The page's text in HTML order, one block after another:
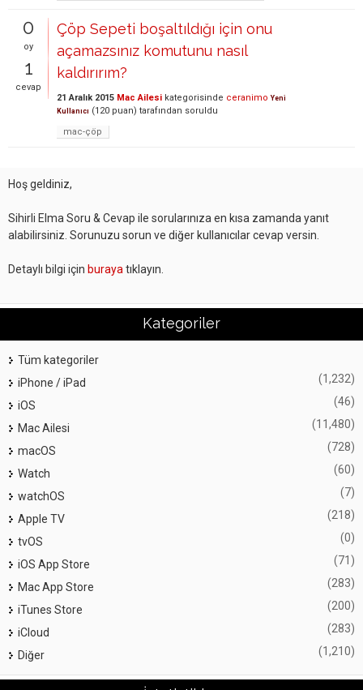
0
oy
1
cevap
Çöp Sepeti boşaltıldığı için onu
açamazsınız komutunu nasıl
kaldırırım?
21 Aralık 2015 Mac Ailesi kategorisinde ceranimo Yeni
Kullanıcı (120 puan) tarafından soruldu
mac-çöp
Hoş geldiniz,
Sihirli Elma Soru & Cevap ile sorularınıza en kısa zamanda yanıt
alabilirsiniz. Sorunuzu sorun ve diğer kullanıcılar cevap versin.
Detaylı bilgi için buraya tıklayın.
Kategoriler
Tüm kategoriler
iPhone / iPad
(1,232)
iOS (46)
Mac Ailesi (11,480)
macOS (728)
Watch (60)
watchOS (7)
Apple TV (218)
tvOS (0)
iOS App Store (71)
Mac App Store (283)
iTunes Store (200)
iCloud (283)
Diğer (1,210)